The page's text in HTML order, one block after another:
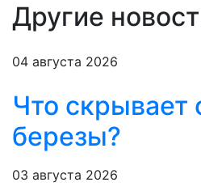
Другие
04 августа 2026
Что скрывает
березы?
03 августа 2026